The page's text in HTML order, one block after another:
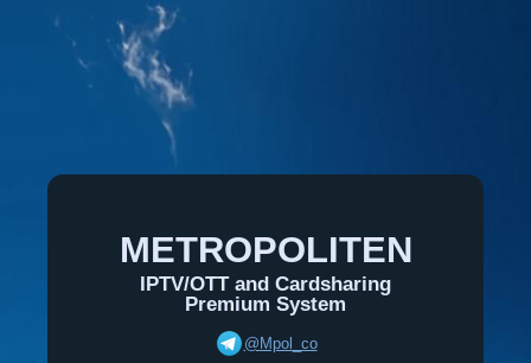
METROPOLITEN
IPTV/OTT and Cardsharing
Premium System
@Mpol_co